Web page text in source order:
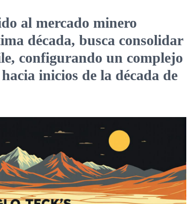
al mercado minero
década, busca consolidar
configurando un complejo
inicios de la década de